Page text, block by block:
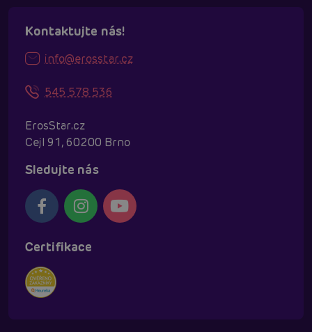
Kontaktujte nás!
info@erosstar.cz
545 578 536
ErosStar.cz
Cejl 91, 60200 Brno
Sledujte nás
Certifikace